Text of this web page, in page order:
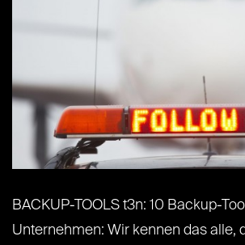
BACKUP-TOOLS t3n: 10 Backup-
Unternehmen: Wir kennen das alle,